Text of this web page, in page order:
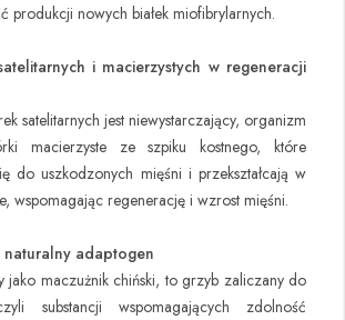
produkcji nowych białek miofibrylarnych.
i macierzystych w regeneracji
satelitarnych jest niewystarczający, organizm
macierzyste ze szpiku kostnego, które
do uszkodzonych mięśni i przekształcają w
wspomagając regenerację i wzrost mięśni.
adaptogen
jako maczużnik chiński, to grzyb zaliczany do
substancji wspomagających zdolność